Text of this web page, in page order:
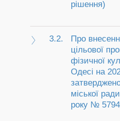
рішення)
3.2.
Про
цільової
фізичної
Одесі на
міської
року №